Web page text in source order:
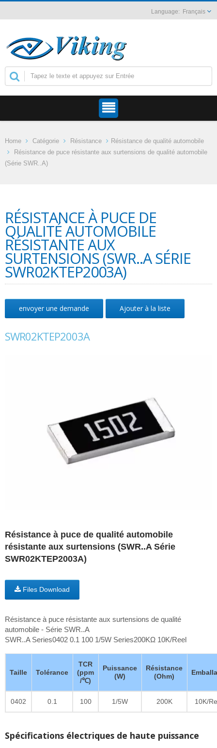
Français
Home Catégorie Résistance
Résistance de qualité automobile
Résistance de puce résistante aux surtensions de qualité automobile
(Série SWR..A)
RÉSISTANCE À PUCE DE
QUALITÉ AUTOMOBILE
RÉSISTANTE AUX
SURTENSIONS (SWR..A SÉRIE
SWR02KTEP2003A)
envoyer une demande Ajouter à la liste
SWR02KTEP2003A
Résistance à puce de qualité automobile
résistante aux surtensions (SWR..A Série
SWR02KTEP2003A)
Files Download
Résistance à puce résistante aux surtensions de qualité
automobile - Série SWR..A
SWR..A Series0402 0.1 100 1/5W Series200KΩ 10K/Reel
Taille Tolérance
TCR
(ppm
/℃)
Puissance
(W)
Résistance
(Ohm)
0402 0.1 100 1/5W 200K 10K/
Spécifications électriques de haute puissance